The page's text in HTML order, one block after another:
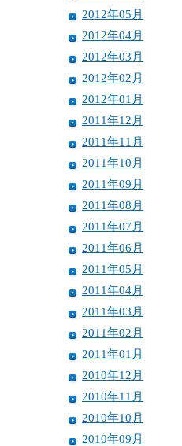
2012年05月
2012年04月
2012年03月
2012年02月
2012年01月
2011年12月
2011年11月
2011年10月
2011年09月
2011年08月
2011年07月
2011年06月
2011年05月
2011年04月
2011年03月
2011年02月
2011年01月
2010年12月
2010年11月
2010年10月
2010年09月